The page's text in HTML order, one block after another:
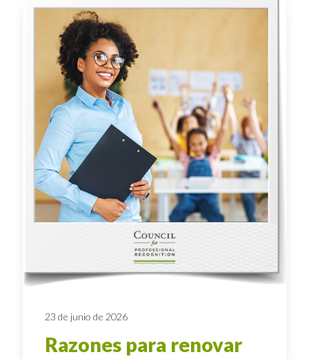
23 de junio de 2026
Razones para renovar